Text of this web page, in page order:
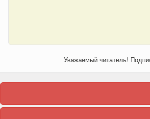
Уважаемый читатель!